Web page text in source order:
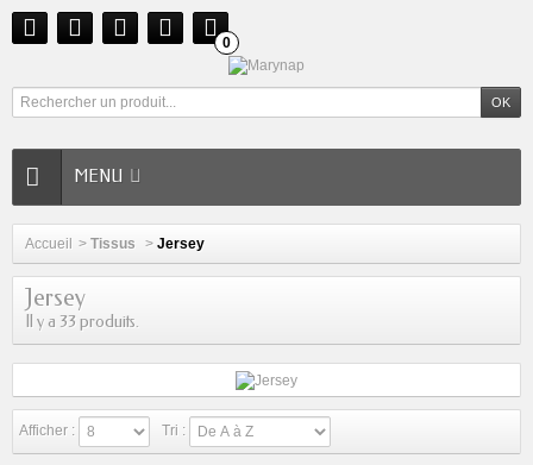
0
MENU
Accueil > Tissus > Jersey
Jersey
Il y a 33 produits.
Afficher : Tri :